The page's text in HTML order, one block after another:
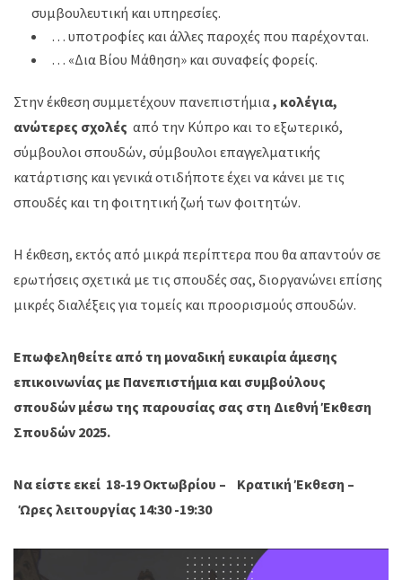
συμβουλευτική και υπηρεσίες.
… υποτροφίες και άλλες παροχές που παρέχονται.
… «Δια Βίου Μάθηση» και συναφείς φορείς.
Στην έκθεση συμμετέχουν πανεπιστήμια, κολέγια,
ανώτερες σχολές από την Κύπρο και το εξωτερικό,
σύμβουλοι σπουδών, σύμβουλοι επαγγελματικής
κατάρτισης και γενικά οτιδήποτε έχει να κάνει με τις
σπουδές και τη φοιτητική ζωή των φοιτητών.
Η έκθεση, εκτός από μικρά περίπτερα που θα απαντούν σε
ερωτήσεις σχετικά με τις σπουδές σας, διοργανώνει επίσης
μικρές διαλέξεις για τομείς και προορισμούς σπουδών.
Επωφεληθείτε από τη μοναδική ευκαιρία άμεσης
επικοινωνίας με Πανεπιστήμια και συμβούλους
σπουδών μέσω της παρουσίας σας στη Διεθνή Έκθεση
Σπουδών 2025.
Να είστε εκεί 18-19 Οκτωβρίου – Κρατική Έκθεση –
Ώρες λειτουργίας 14:30 -19:30